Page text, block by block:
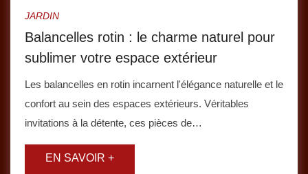
JARDIN
Balancelles rotin : le charme naturel pour
sublimer votre espace extérieur
Les balancelles en rotin incarnent l'élégance naturelle et le
confort au sein des espaces extérieurs. Véritables
invitations à la détente, ces pièces de…